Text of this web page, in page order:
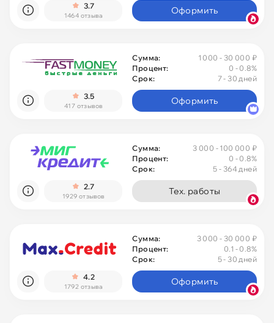
3.7
1464 отзыва Оформить
Сумма:
1 000 - 30 000 ₽
Процент:
0 - 0.8%
Срок:
7 - 30 дней
3.5
417 отзывов Оформить
Сумма:
3 000 - 100 000 ₽
Процент:
0 - 0.8%
Срок:
5 - 364 дней
2.7
1929 отзывов Тех. работы
Сумма:
3 000 - 30 000 ₽
Процент:
0.1 - 0.8%
Срок:
5 - 30 дней
4.2
1792 отзыва Оформить